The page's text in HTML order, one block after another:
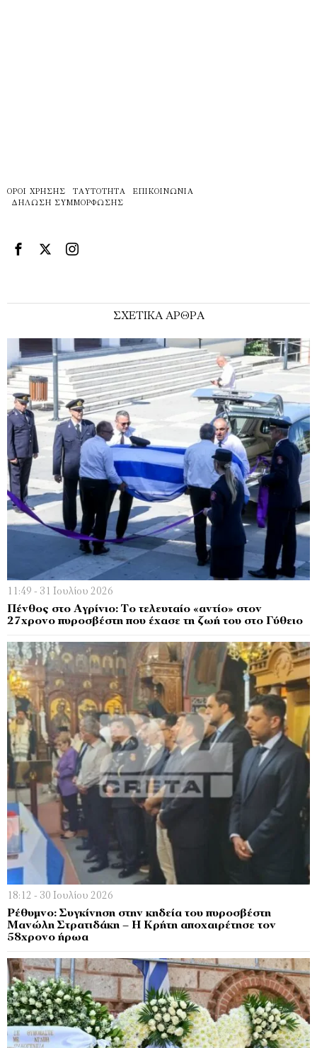
ΌΡΟΙ ΧΡΉΣΗΣ ΤΑΥΤΌΤΗΤΑ
ΕΠΙΚΟΙΝΩΝΊΑ
ΔΉΛΩΣΗ ΣΥΜΜΌΡΦΩΣΗΣ
ΣΧΕΤΙΚΑ ΑΡΘΡΑ
11:49 - 31 Ιουλίου 2026
Πένθος στο Αγρίνιο: Το τελευταίο «αντίο» στον
27χρονο πυροσβέστη που έχασε τη ζωή του στο Γύθειο
18:12 - 30 Ιουλίου 2026
Ρέθυμνο: Συγκίνηση στην κηδεία του πυροσβέστη
Μανώλη Στρατιδάκη – Η Κρήτη αποχαιρέτησε τον
58χρονο ήρωα